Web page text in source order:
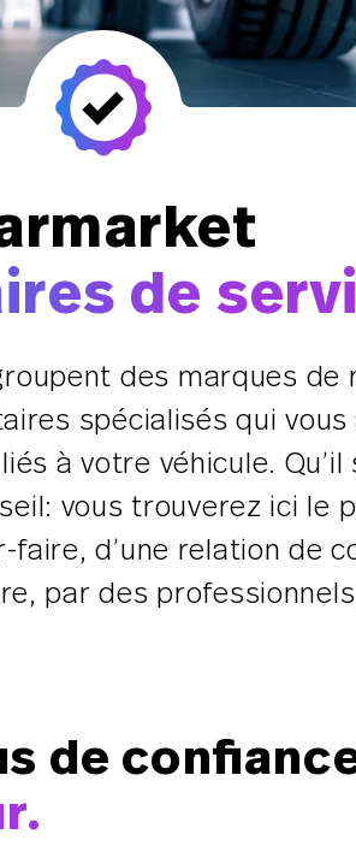
de
des marques de
spécialisés qui
à votre véhicule. Qu’il
vous trouverez ici le
d’une relation de
par des
de